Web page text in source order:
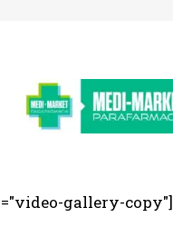
gallery-copy"]